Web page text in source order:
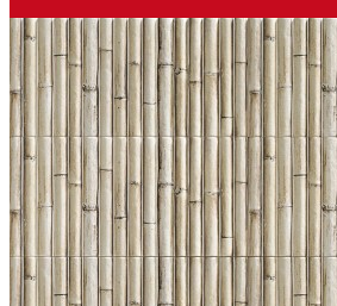
Испания
Производитель
MAINZU
КоллекцияMAINZU BAMBOO
Материал Керамика
Тип плиткиНастенная
Назначение Холл и прихожая, Ванная
Имитация поверхностиРастительный
Поверхность
Матовая, Рельефная
ЦветСлоновая кость,Желто-зеленый
Единица измер. коллекции м2